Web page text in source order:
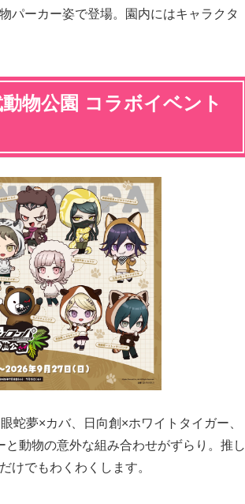
パーカー姿で登場。園内にはキャラクタ
物公園 コラボイベント
蛇夢×カバ、日向創×ホワイトタイガー、
動物の意外な組み合わせがずらり。推し
けでもわくわくします。